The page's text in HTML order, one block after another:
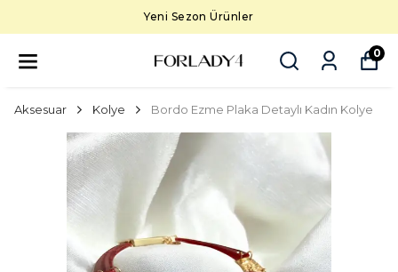
Yeni Sezon Ürünler
0
Aksesuar Kolye Bordo Ezme Plaka Detaylı Kadın Kolye